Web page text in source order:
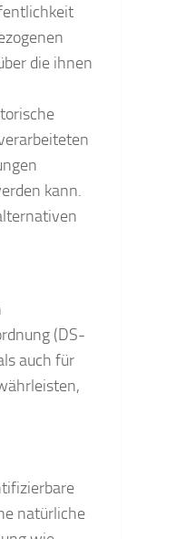
die ihnen
kann.
(DS-
auch für
natürliche